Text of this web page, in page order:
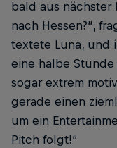
bald aus nächster
nach Hessen?“,
textete Luna, und
eine halbe
sogar extrem
gerade einen
um ein
Pitch folgt!“